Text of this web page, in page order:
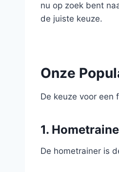
nu op zoek bent
de juiste keuze.
Onze
De keuze voor een
1.
De hometrainer is